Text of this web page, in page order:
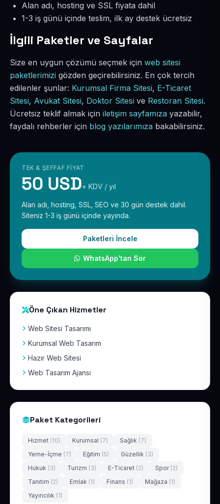
Alan adı, hosting ve SSL fiyata dahil
1-3 iş günü içinde teslim, ilk ay destek ücretsiz
İlgili Paketler ve Sayfalar
Size en uygun çözümü seçmek için web sitesi
paketlerimizi gözden geçirebilirsiniz. En çok tercih
edilenler şunlar: Kurumsal Firma Sitesi, E-Ticaret
Sitesi, Avukat Sitesi, Doktor Sitesi ve Restoran Sitesi.
Ücretsiz teklif almak için iletişim sayfamıza yazabilir,
faydalı rehberler için blog yazılarımıza bakabilirsiniz.
TEK & ŞEFFAF FIYAT
50 USD+ KDV / yıl
Alan adı, hosting, SSL, SEO ve 30 gün destek dahil.
Siteniz 1-3 iş günü içinde yayında.
Paketleri İncele
WhatsApp'tan Sor
Öne Çıkan Hizmetler
Web Sitesi Tasarımı
Kurumsal Web Tasarım
Hazır Web Sitesi
Web Tasarım Ajansı
Paket Kategorileri
Hizmet (10) Kurumsal (7) Sağlık (7)
Yeme-İçme (7) Eğitim (5) Güzellik (3)
Hukuk (3) Turizm (3) E-Ticaret (2) Spor (2)
Tanıtım (2) Emlak (1) Finans (1) Mağaza (1)
Yayıncılık (1)